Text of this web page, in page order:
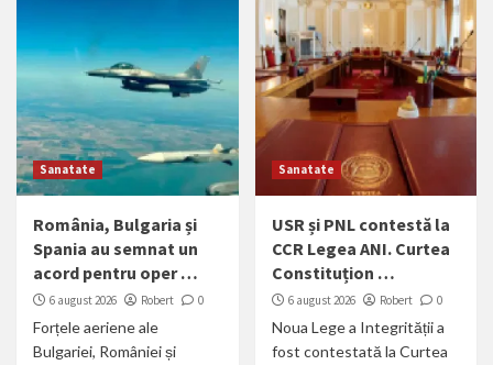
Sanatate
România, Bulgaria și
Spania au semnat un
acord pentru oper …
6 august 2026 Robert 0
Forțele aeriene ale
Bulgariei, României și
Sanatate
USR și PNL contestă la
CCR Legea ANI. Curtea
Constituțion …
6 august 2026 Robert 0
Noua Lege a Integrității a
fost contestată la Curtea